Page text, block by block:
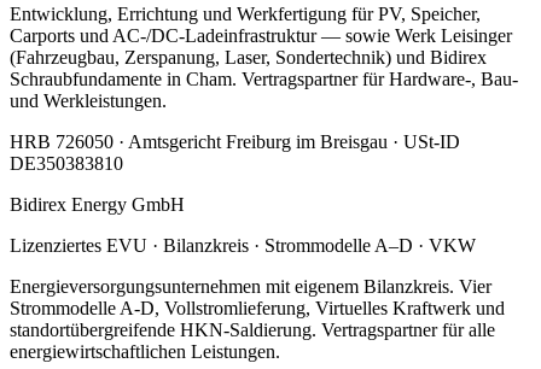
Entwicklung, Errichtung und Werkfertigung für PV, Speicher,
Carports und AC-/DC-Ladeinfrastruktur — sowie Werk Leisinger
(Fahrzeugbau, Zerspanung, Laser, Sondertechnik) und Bidirex
Schraubfundamente in Cham. Vertragspartner für Hardware-, Bau-
und Werkleistungen.
HRB 726050 · Amtsgericht Freiburg im Breisgau · USt-ID
DE350383810
Bidirex Energy GmbH
Lizenziertes EVU · Bilanzkreis · Strommodelle A–D · VKW
Energieversorgungsunternehmen mit eigenem Bilanzkreis. Vier
Strommodelle A-D, Vollstromlieferung, Virtuelles Kraftwerk und
standortübergreifende HKN-Saldierung. Vertragspartner für alle
energiewirtschaftlichen Leistungen.